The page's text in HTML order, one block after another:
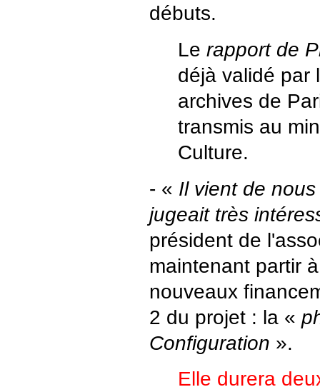
débuts.
Le rapport de
déjà validé par
archives de
transmis au
Culture.
- « Il vient de
jugeait très
président de
maintenant partir
nouveaux
2 du projet : la «
Configuration ».
Elle durera